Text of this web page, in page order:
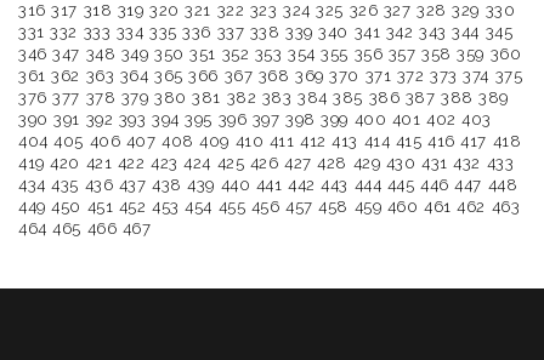
316 317 318 319 320 321 322 323 324 325 326 327 328 329 330
331 332 333 334 335 336 337 338 339 340 341 342 343 344 345
346 347 348 349 350 351 352 353 354 355 356 357 358 359 360
361 362 363 364 365 366 367 368 369 370 371 372 373 374 375
376 377 378 379 380 381 382 383 384 385 386 387 388 389
390 391 392 393 394 395 396 397 398 399 400 401 402 403
404 405 406 407 408 409 410 411 412 413 414 415 416 417 418
419 420 421 422 423 424 425 426 427 428 429 430 431 432 433
434 435 436 437 438 439 440 441 442 443 444 445 446 447 448
449 450 451 452 453 454 455 456 457 458 459 460 461 462 463
464 465 466 467